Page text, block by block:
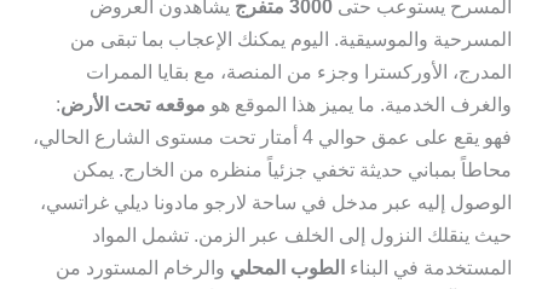
المسرح يستوعب حتى 3000 متفرج
يشاهدون العروض
المسرحية والموسيقية. اليوم يمكنك الإعجاب بما تبقى من
المدرج، الأوركسترا وجزء من المنصة، مع بقايا الممرات
والغرف الخدمية. ما يميز هذا الموقع هو موقعه تحت الأرض:
فهو يقع على عمق حوالي 4 أمتار تحت مستوى الشارع الحالي،
محاطاً بمباني حديثة تخفي جزئياً منظره من الخارج. يمكن
الوصول إليه عبر مدخل في ساحة لارجو مادونا ديلي غراتسي،
حيث ينقلك النزول إلى الخلف عبر الزمن. تشمل المواد
المستخدمة في البناء الطوب المحلي والرخام المستورد من